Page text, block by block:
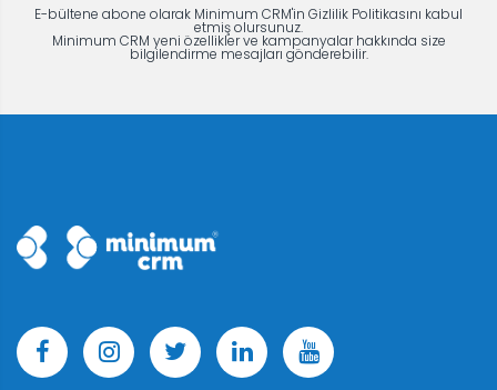
E-bültene abone olarak Minimum CRM'in Gizlilik Politikasını kabul
etmiş olursunuz.
Minimum CRM yeni özellikler ve kampanyalar hakkında size
bilgilendirme mesajları gönderebilir.